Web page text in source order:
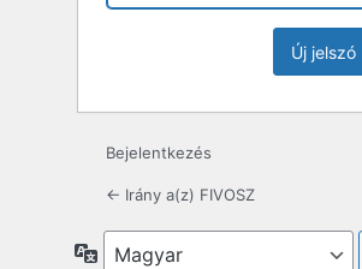
Bejelentkezés
← Irány a(z) FIVOSZ
Nyelv